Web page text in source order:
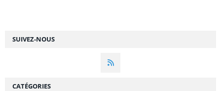
SUIVEZ-NOUS
CATÉGORIES